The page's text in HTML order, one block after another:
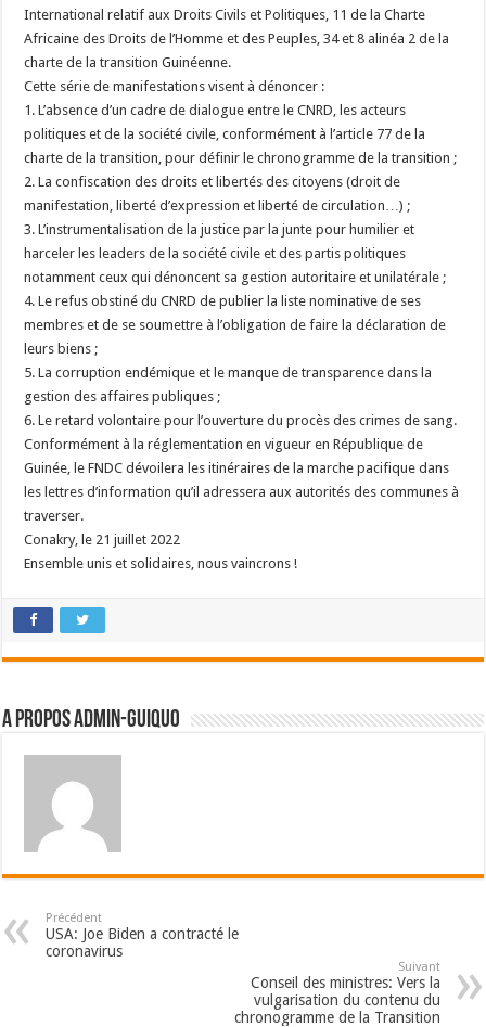
International relatif aux Droits Civils et Politiques, 11 de la Charte
Africaine des Droits de l’Homme et des Peuples, 34 et 8 alinéa 2 de la
charte de la transition Guinéenne.
Cette série de manifestations visent à dénoncer :
1. L’absence d’un cadre de dialogue entre le CNRD, les acteurs
politiques et de la société civile, conformément à l’article 77 de la
charte de la transition, pour définir le chronogramme de la transition ;
2. La confiscation des droits et libertés des citoyens (droit de
manifestation, liberté d’expression et liberté de circulation…) ;
3. L’instrumentalisation de la justice par la junte pour humilier et
harceler les leaders de la société civile et des partis politiques
notamment ceux qui dénoncent sa gestion autoritaire et unilatérale ;
4. Le refus obstiné du CNRD de publier la liste nominative de ses
membres et de se soumettre à l’obligation de faire la déclaration de
leurs biens ;
5. La corruption endémique et le manque de transparence dans la
gestion des affaires publiques ;
6. Le retard volontaire pour l’ouverture du procès des crimes de sang.
Conformément à la réglementation en vigueur en République de
Guinée, le FNDC dévoilera les itinéraires de la marche pacifique dans
les lettres d’information qu’il adressera aux autorités des communes à
traverser.
Conakry, le 21 juillet 2022
Ensemble unis et solidaires, nous vaincrons !
A propos admin-guiquo
Précédent
USA: Joe Biden a contracté le
coronavirus
Suivant
Conseil des ministres: Vers la
vulgarisation du contenu du
chronogramme de la Transition